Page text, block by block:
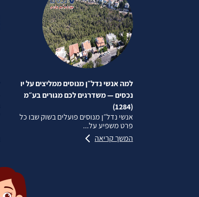
למה אנשי נדל״ן מנוסים ממליצים על יו
נכסים — משדרגים לכם מגורים בע״מ
(1284)
אנשי נדל״ן מנוסים פועלים בשוק שבו כל
פרט משפיע על...
המשך קריאה